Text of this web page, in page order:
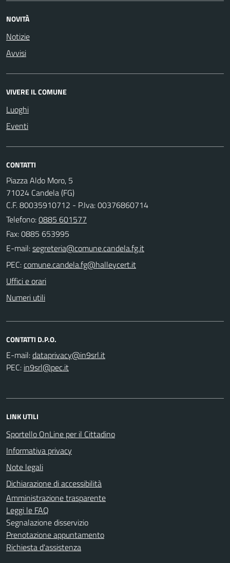
NOVITÀ
Notizie
Avvisi
VIVERE IL COMUNE
Luoghi
Eventi
CONTATTI
Piazza Aldo Moro, 5
71024 Candela (FG)
C.F. 80035910712 - P.Iva: 00376860714
Telefono:0885 601577
Fax: 0885 653995
E-mail:
PEC:
Uffici e orari
Numeri utili
CONTATTI D.P.O.
E-mail:
PEC:
LINK UTILI
Sportello OnLine per il Cittadino
Informativa privacy
Note legali
Dichiarazione di accessibilità
Amministrazione trasparente
Leggi le FAQ
Segnalazione disservizio
Prenotazione appuntamento
Richiesta d'assistenza